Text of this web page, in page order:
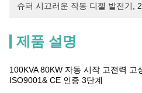
슈퍼 시끄러운 작동 디젤 발전기
제품 설명
100KVA 80KW 자동 시작 고전력 고
ISO9001& CE 인증 3단계